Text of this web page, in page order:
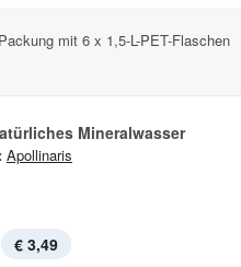
mit 6 x 1,5-L-PET-Flaschen
Mineralwasser
Apollinaris
€ 3,49